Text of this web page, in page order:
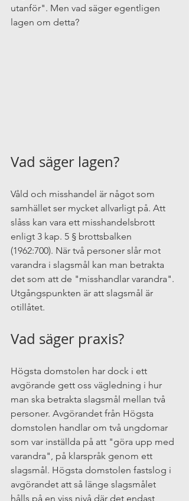
utanför". Men vad säger egentligen
lagen om detta?
Vad säger lagen?
Våld och misshandel är något som
samhället ser mycket allvarligt på. Att
slåss kan vara ett misshandelsbrott
enligt 3 kap. 5 § brottsbalken
(1962:700). När två personer slår mot
varandra i slagsmål kan man betrakta
det som att de "misshandlar varandra".
Utgångspunkten är att slagsmål är
otillåtet.
Vad säger praxis?
Högsta domstolen har dock i ett
avgörande gett oss vägledning i hur
man ska betrakta slagsmål mellan två
personer. Avgörandet från Högsta
domstolen handlar om två ungdomar
som var inställda på att "göra upp med
varandra", på klarspråk genom ett
slagsmål. Högsta domstolen fastslog i
avgörandet att så länge slagsmålet
hålls på en viss nivå där det endast